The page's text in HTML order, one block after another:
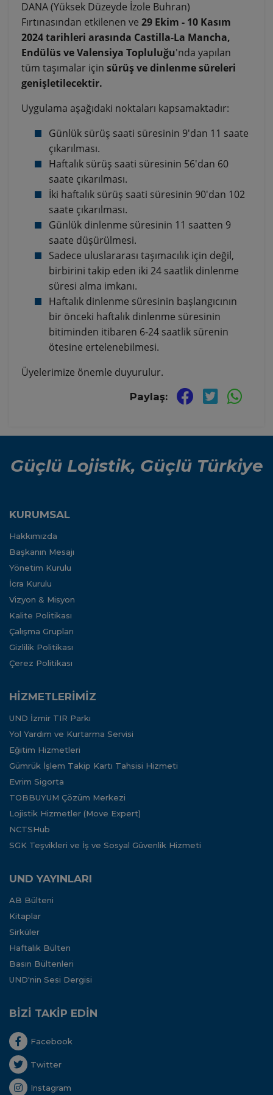
DANA (Yüksek Düzeyde İzole Buhran)
Fırtınasından etkilenen ve 29 Ekim - 10 Kasım
2024 tarihleri arasında Castilla-La Mancha,
Endülüs ve Valensiya Topluluğu'nda yapılan
tüm taşımalar için sürüş ve dinlenme süreleri
genişletilecektir.
Uygulama aşağıdaki noktaları kapsamaktadır:
Günlük sürüş saati süresinin 9'dan 11 saate
çıkarılması.
Haftalık sürüş saati süresinin 56'dan 60
saate çıkarılması.
İki haftalık sürüş saati süresinin 90'dan 102
saate çıkarılması.
Günlük dinlenme süresinin 11 saatten 9
saate düşürülmesi.
Sadece uluslararası taşımacılık için değil,
birbirini takip eden iki 24 saatlik dinlenme
süresi alma imkanı.
Haftalık dinlenme süresinin başlangıcının
bir önceki haftalık dinlenme süresinin
bitiminden itibaren 6-24 saatlik sürenin
ötesine ertelenebilmesi.
Üyelerimize önemle duyurulur.
Paylaş:
Güçlü Lojistik, Güçlü Türkiye
KURUMSAL
Hakkımızda
Başkanın Mesajı
Yönetim Kurulu
İcra Kurulu
Vizyon & Misyon
Kalite Politikası
Çalışma Grupları
Gizlilik Politikası
Çerez Politikası
HİZMETLERİMİZ
UND İzmir TIR Parkı
Yol Yardım ve Kurtarma Servisi
Eğitim Hizmetleri
Gümrük İşlem Takip Kartı Tahsisi Hizmeti
Evrim Sigorta
TOBBUYUM Çözüm Merkezi
Lojistik Hizmetler (Move Expert)
NCTSHub
SGK Teşvikleri ve İş ve Sosyal Güvenlik Hizmeti
UND YAYINLARI
AB Bülteni
Kitaplar
Sirküler
Haftalık Bülten
Basın Bültenleri
UND'nin Sesi Dergisi
BİZİ TAKİP EDİN
Facebook
Twitter
Instagram